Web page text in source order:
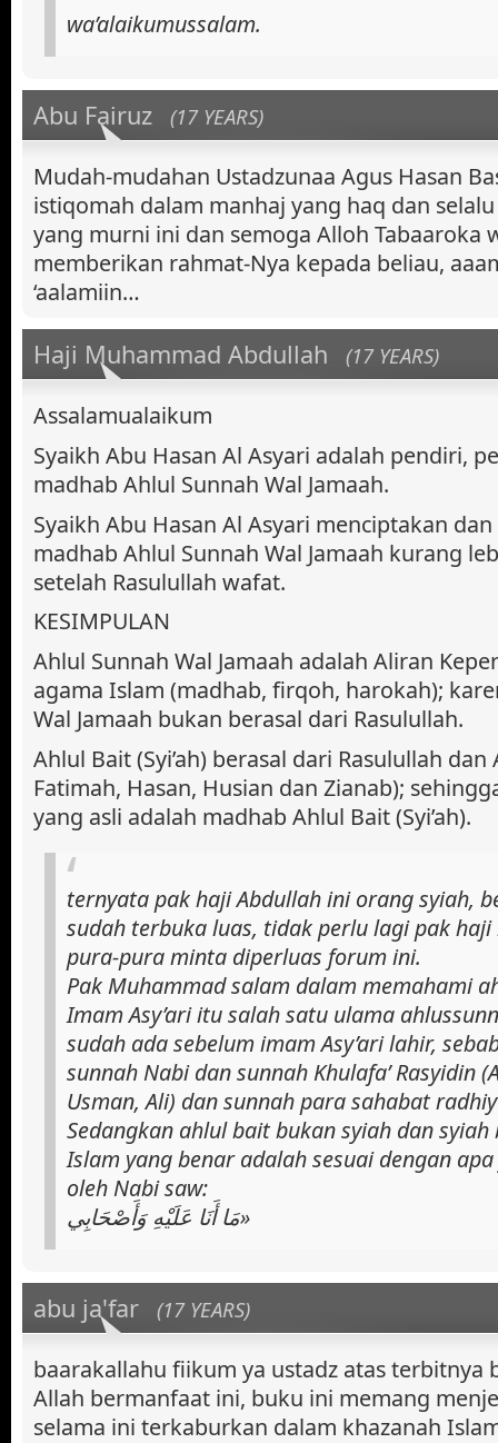
wa’alaikumussalam.
Abu Fairuz (17 YEARS)
Mudah-mudahan Ustadzunaa Agus Hasan
istiqomah dalam manhaj yang haq dan
yang murni ini dan semoga Alloh Tabaaroka
memberikan rahmat-Nya kepada beliau,
‘aalamiin…
Haji Muhammad Abdullah (17 YEARS)
Assalamualaikum
Syaikh Abu Hasan Al Asyari adalah pendiri,
madhab Ahlul Sunnah Wal Jamaah.
Syaikh Abu Hasan Al Asyari menciptakan
madhab Ahlul Sunnah Wal Jamaah kurang
setelah Rasulullah wafat.
KESIMPULAN
Ahlul Sunnah Wal Jamaah adalah Aliran
agama Islam (madhab, firqoh, harokah);
Wal Jamaah bukan berasal dari Rasulullah.
Ahlul Bait (Syi’ah) berasal dari Rasulullah
Fatimah, Hasan, Husian dan Zianab);
yang asli adalah madhab Ahlul Bait (Syi’ah).
ternyata pak haji Abdullah ini orang syiah,
sudah terbuka luas, tidak perlu lagi pak
pura-pura minta diperluas forum ini.
Pak Muhammad salam dalam memahami
Imam Asy’ari itu salah satu ulama
sudah ada sebelum imam Asy’ari lahir,
sunnah Nabi dan sunnah Khulafa’ Rasyidin
Usman, Ali) dan sunnah para sahabat
Sedangkan ahlul bait bukan syiah dan
Islam yang benar adalah sesuai dengan
oleh Nabi saw:
مَا أَنَا عَلَيْهِ وَأَصْحَابِي»
abu ja'far (17 YEARS)
baarakallahu fiikum ya ustadz atas terbitnya
Allah bermanfaat ini, buku ini memang
selama ini terkaburkan dalam khazanah